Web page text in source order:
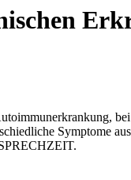
Symptome